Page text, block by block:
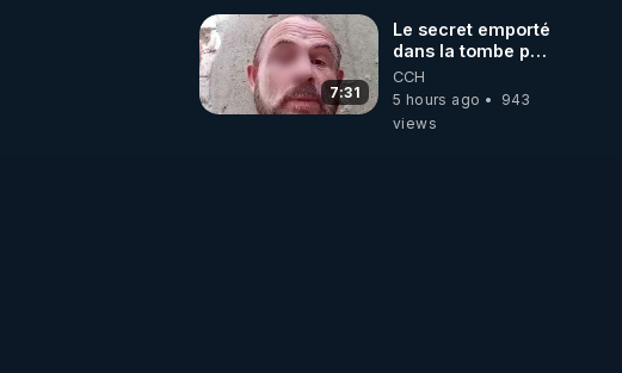
7:31
Le secret emporté
dans la tombe par
le Commandant
Cousteau le 25
juin 1997
CCH
5 hours ago
943
views